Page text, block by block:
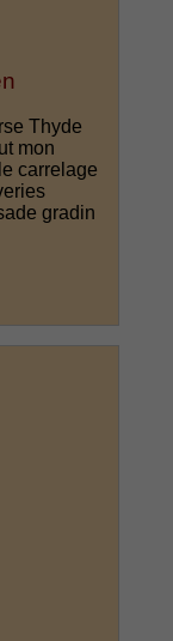
Thyde
mon
carrelage
gradin